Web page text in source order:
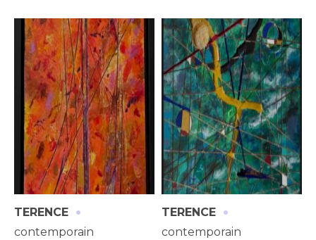
TERENCE ·
contemporain
TERENCE ·
contemporain